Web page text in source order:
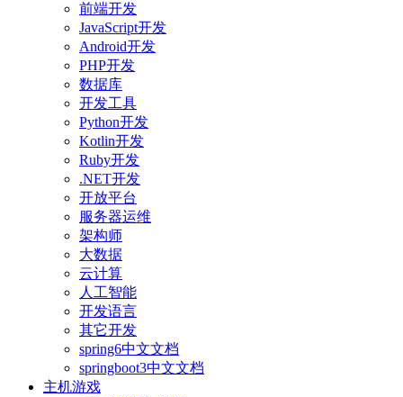
前端开发
JavaScript开发
Android开发
PHP开发
数据库
开发工具
Python开发
Kotlin开发
Ruby开发
.NET开发
开放平台
服务器运维
架构师
大数据
云计算
人工智能
开发语言
其它开发
spring6中文文档
springboot3中文文档
主机游戏